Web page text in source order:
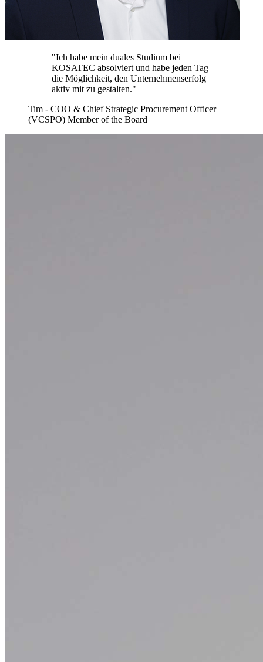
"Ich habe mein duales Studium bei
KOSATEC absolviert und habe jeden Tag
die Möglichkeit, den Unternehmenserfolg
aktiv mit zu gestalten."
Tim - COO & Chief Strategic Procurement Officer
(VCSPO) Member of the Board